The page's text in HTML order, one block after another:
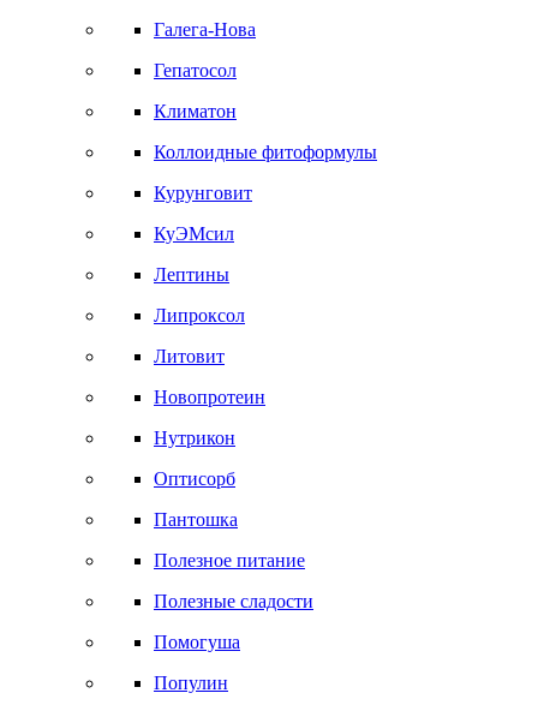
Галега-Нова
Гепатосол
Климатон
Коллоидные фитоформулы
Курунговит
КуЭМсил
Лептины
Липроксол
Литовит
Новопротеин
Нутрикон
Оптисорб
Пантошка
Полезное питание
Полезные сладости
Помогуша
Популин